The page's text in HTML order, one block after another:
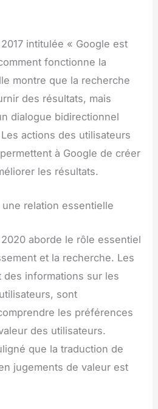
intitulée « Google est
fonctionne la
montre que la recherche
des résultats, mais
dialogue bidirectionnel
actions des utilisateurs
à Google de créer
les résultats.
relation essentielle
aborde le rôle essentiel
et la recherche. Les
informations sur les
sont
les préférences
des utilisateurs.
que la traduction de
jugements de valeur est